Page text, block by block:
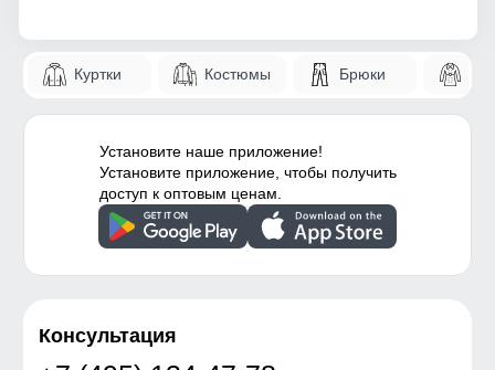
Куртки Костюмы Брюки
Установите наше приложение!
Установите приложение, чтобы получить
доступ к оптовым ценам.
Консультация